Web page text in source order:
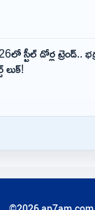
స్టీల్ డోర్ల ట్రెండ్..
లుక్!